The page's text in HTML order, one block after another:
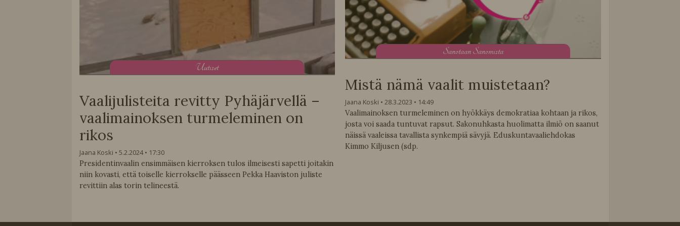
Uutiset
Vaalijulisteita revitty Pyhäjärvellä –
vaalimainoksen turmeleminen on
rikos
Jaana Koski 5.2.2024
17:30
Presidentinvaalin ensimmäisen kierroksen tulos ilmeisesti sapetti joitakin
niin kovasti, että toiselle kierrokselle päässeen Pekka Haaviston juliste
revittiin alas torin telineestä.
Sanotaan Sanomista
Mistä nämä vaalit muistetaan?
Jaana Koski 28.3.2023
14:49
Vaalimainoksen turmeleminen on hyökkäys demokratiaa kohtaan ja rikos,
josta voi saada tuntuvat rapsut. Sakonuhkasta huolimatta ilmiö on saanut
näissä vaaleissa tavallista synkempiä sävyjä. Eduskuntavaaliehdokas
Kimmo Kiljusen (sdp.